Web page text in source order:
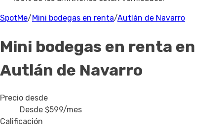
SpotMe/ Mini bodegas en renta/Autlán de Navarro
Mini bodegas en renta en
Autlán de Navarro
Precio desde
Desde $599/mes
Calificación